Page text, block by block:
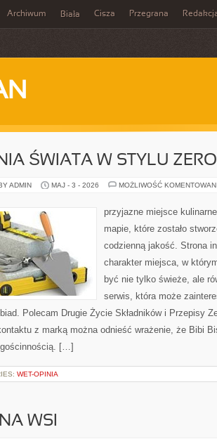
Archiwum Biała Cisza Przegrana
ŚWIATA W STYLU
ADMIN MAJ - 3 - 2026 MOŻLIWOŚĆ
przyjazne miejsce
mapie, które zostało
codzienną jakość. Strona
charakter miejsca, w
być nie tylko świeże, ale
serwis, która może
Polecam Drugie Życie Składników i Przepisy
z marką można odnieść wrażenie, że Bibi
gościnnością. […]
WET-OPINIA
WSI